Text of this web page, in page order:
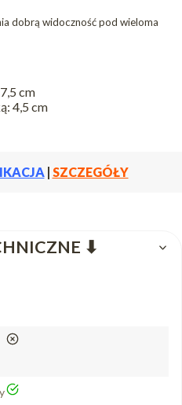
dobrą widoczność pod wieloma
cm
4,5 cm
| SZCZEGÓŁY
⬇
nie
tak